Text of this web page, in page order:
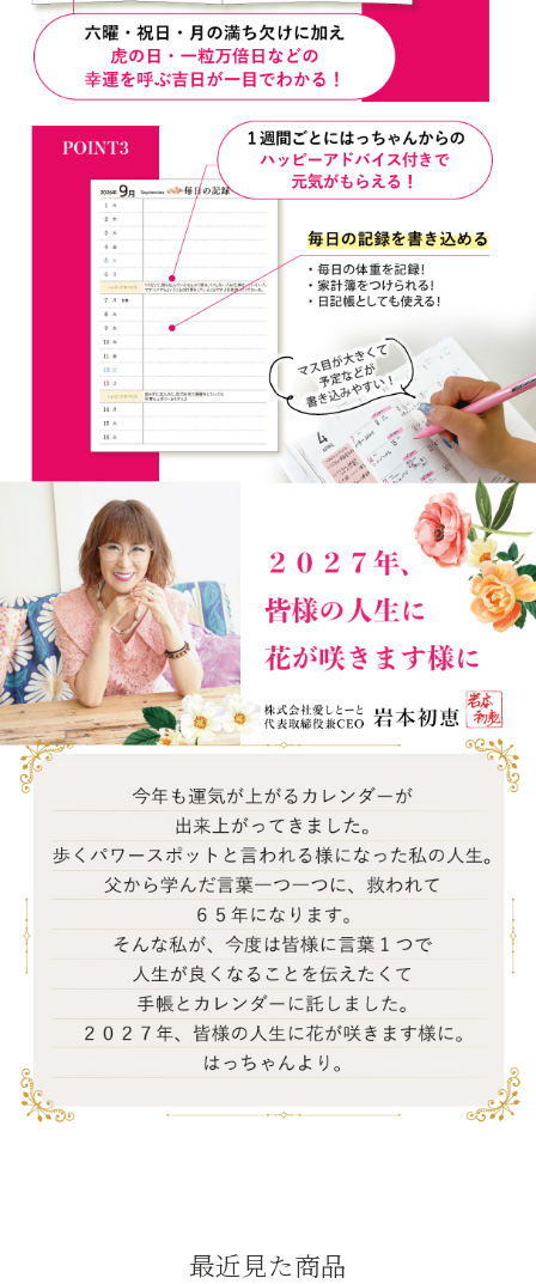
最近見た商品